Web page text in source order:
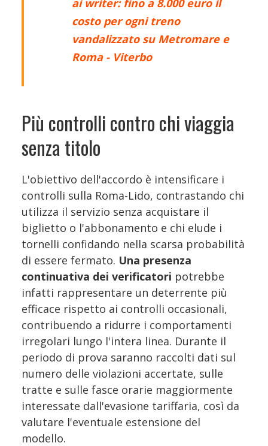
costo per ogni treno
vandalizzato su Metromare e
Roma - Viterbo
Più controlli contro chi viaggia
senza titolo
L'obiettivo dell'accordo è intensificare i
controlli sulla Roma-Lido, contrastando chi
utilizza il servizio senza acquistare il
biglietto o l'abbonamento e chi elude i
tornelli confidando nella scarsa probabilità
di essere fermato. Una presenza
continuativa dei verificatori potrebbe
infatti rappresentare un deterrente più
efficace rispetto ai controlli occasionali,
contribuendo a ridurre i comportamenti
irregolari lungo l'intera linea. Durante il
periodo di prova saranno raccolti dati sul
numero delle violazioni accertate, sulle
tratte e sulle fasce orarie maggiormente
interessate dall'evasione tariffaria, così da
valutare l'eventuale estensione del
modello.